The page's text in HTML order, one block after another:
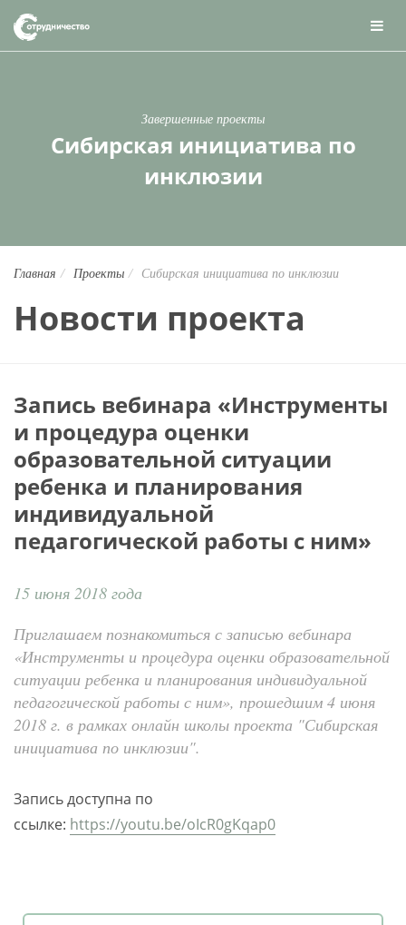
Завершенные проекты
Сибирская инициатива по
инклюзии
Главная Проекты Сибирская инициатива по инклюзии
Новости проекта
Запись вебинара «Инструменты
и процедура оценки
образовательной ситуации
ребенка и планирования
индивидуальной
педагогической работы с ним»
15 июня 2018 года
Приглашаем познакомиться с записью вебинара
«Инструменты и процедура оценки образовательной
ситуации ребенка и планирования индивидуальной
педагогической работы с ним», прошедшим 4 июня
2018 г. в рамках онлайн школы проекта "Сибирская
инициатива по инклюзии".
Запись доступна по
ссылке: https://youtu.be/oIcR0gKqap0